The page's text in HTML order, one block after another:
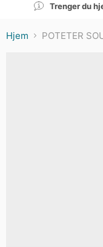
Trenger du
Hjem POTETER